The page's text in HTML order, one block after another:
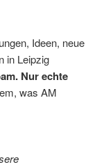
Ideen, neue
in Leipzig
Nur echte
was AM